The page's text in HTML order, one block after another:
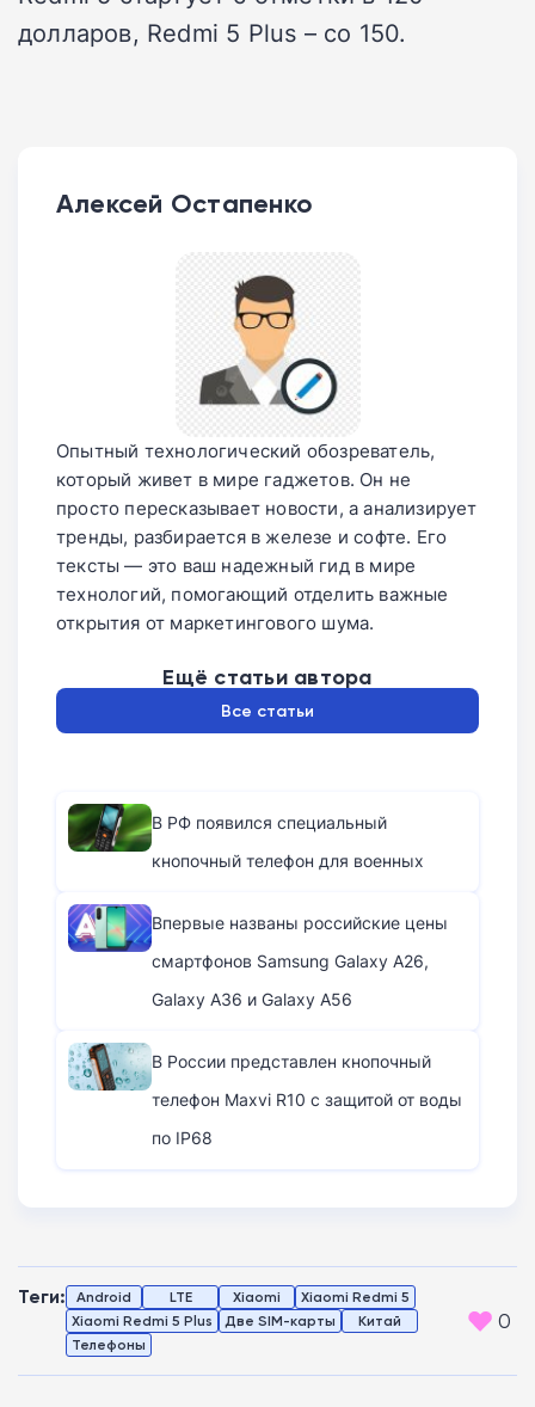
долларов, Redmi 5 Plus – со 150.
Алексей Остапенко
Опытный технологический обозреватель,
который живет в мире гаджетов. Он не
просто пересказывает новости, а анализирует
тренды, разбирается в железе и софте. Его
тексты — это ваш надежный гид в мире
технологий, помогающий отделить важные
открытия от маркетингового шума.
Ещё статьи автора
Все статьи
В РФ появился специальный
кнопочный телефон для военных
Впервые названы российские цены
смартфонов Samsung Galaxy A26,
Galaxy A36 и Galaxy A56
В России представлен кнопочный
телефон Maxvi R10 с защитой от воды
по IP68
Теги: Android LTE Xiaomi
Xiaomi Redmi 5
Xiaomi Redmi 5 Plus
Две SIM-карты
Китай
Телефоны
0